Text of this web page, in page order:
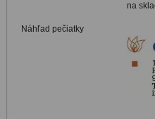
na
Náhľad pečiatky